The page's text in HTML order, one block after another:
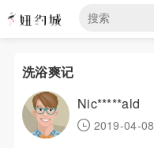
洗浴爽记
Nic*****ald
2019-04-08